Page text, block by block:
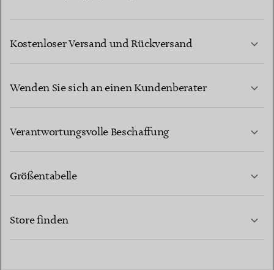
Kostenloser Versand und Rückversand
Wenden Sie sich an einen Kundenberater
Verantwortungsvolle Beschaffung
Größentabelle
Store finden